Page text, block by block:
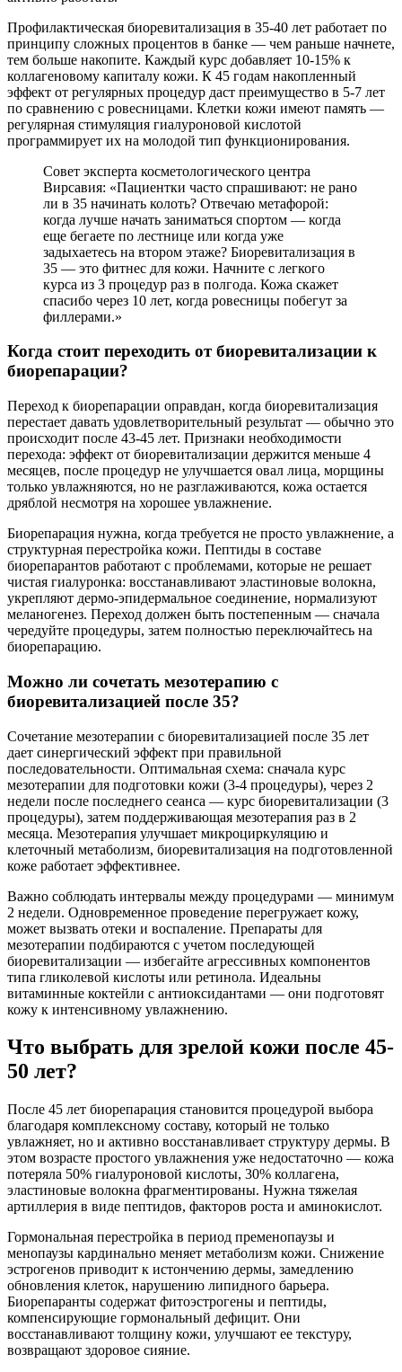
Профилактическая биоревитализация в 35-40 лет работает по
принципу сложных процентов в банке — чем раньше начнете,
тем больше накопите. Каждый курс добавляет 10-15% к
коллагеновому капиталу кожи. К 45 годам накопленный
эффект от регулярных процедур даст преимущество в 5-7 лет
по сравнению с ровесницами. Клетки кожи имеют память —
регулярная стимуляция гиалуроновой кислотой
программирует их на молодой тип функционирования.
Совет эксперта косметологического центра
Вирсавия: «Пациентки часто спрашивают: не рано
ли в 35 начинать колоть? Отвечаю метафорой:
когда лучше начать заниматься спортом — когда
еще бегаете по лестнице или когда уже
задыхаетесь на втором этаже? Биоревитализация в
35 — это фитнес для кожи. Начните с легкого
курса из 3 процедур раз в полгода. Кожа скажет
спасибо через 10 лет, когда ровесницы побегут за
филлерами.»
Когда стоит переходить от биоревитализации к
биорепарации?
Переход к биорепарации оправдан, когда биоревитализация
перестает давать удовлетворительный результат — обычно это
происходит после 43-45 лет. Признаки необходимости
перехода: эффект от биоревитализации держится меньше 4
месяцев, после процедур не улучшается овал лица, морщины
только увлажняются, но не разглаживаются, кожа остается
дряблой несмотря на хорошее увлажнение.
Биорепарация нужна, когда требуется не просто увлажнение, а
структурная перестройка кожи. Пептиды в составе
биорепарантов работают с проблемами, которые не решает
чистая гиалуронка: восстанавливают эластиновые волокна,
укрепляют дермо-эпидермальное соединение, нормализуют
меланогенез. Переход должен быть постепенным — сначала
чередуйте процедуры, затем полностью переключайтесь на
биорепарацию.
Можно ли сочетать мезотерапию с
биоревитализацией после 35?
Сочетание мезотерапии с биоревитализацией после 35 лет
дает синергический эффект при правильной
последовательности. Оптимальная схема: сначала курс
мезотерапии для подготовки кожи (3-4 процедуры), через 2
недели после последнего сеанса — курс биоревитализации (3
процедуры), затем поддерживающая мезотерапия раз в 2
месяца. Мезотерапия улучшает микроциркуляцию и
клеточный метаболизм, биоревитализация на подготовленной
коже работает эффективнее.
Важно соблюдать интервалы между процедурами — минимум
2 недели. Одновременное проведение перегружает кожу,
может вызвать отеки и воспаление. Препараты для
мезотерапии подбираются с учетом последующей
биоревитализации — избегайте агрессивных компонентов
типа гликолевой кислоты или ретинола. Идеальны
витаминные коктейли с антиоксидантами — они подготовят
кожу к интенсивному увлажнению.
Что выбрать для зрелой кожи после 45-
50 лет?
После 45 лет биорепарация становится процедурой выбора
благодаря комплексному составу, который не только
увлажняет, но и активно восстанавливает структуру дермы. В
этом возрасте простого увлажнения уже недостаточно — кожа
потеряла 50% гиалуроновой кислоты, 30% коллагена,
эластиновые волокна фрагментированы. Нужна тяжелая
артиллерия в виде пептидов, факторов роста и аминокислот.
Гормональная перестройка в период пременопаузы и
менопаузы кардинально меняет метаболизм кожи. Снижение
эстрогенов приводит к истончению дермы, замедлению
обновления клеток, нарушению липидного барьера.
Биорепаранты содержат фитоэстрогены и пептиды,
компенсирующие гормональный дефицит. Они
восстанавливают толщину кожи, улучшают ее текстуру,
возвращают здоровое сияние.